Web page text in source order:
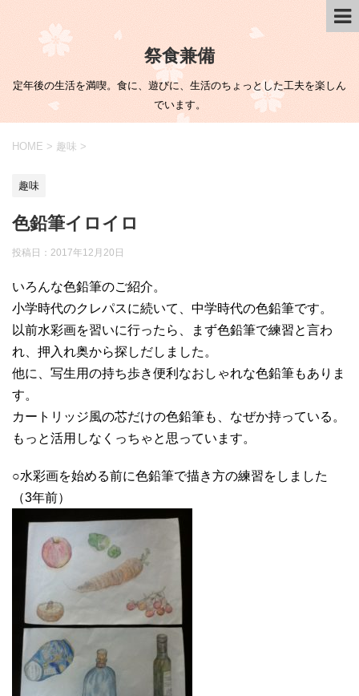
祭食兼備
定年後の生活を満喫。食に、遊びに、生活のちょっとした工夫を楽しん
でいます。
HOME > 趣味 >
趣味
色鉛筆イロイロ
投稿日： 2017年12月20日
いろんな色鉛筆のご紹介。
小学時代のクレパスに続いて、中学時代の色鉛筆です。
以前水彩画を習いに行ったら、まず色鉛筆で練習と言わ
れ、押入れ奥から探しだしました。
他に、写生用の持ち歩き便利なおしゃれな色鉛筆もありま
す。
カートリッジ風の芯だけの色鉛筆も、なぜか持っている。
もっと活用しなくっちゃと思っています。
○水彩画を始める前に色鉛筆で描き方の練習をしました
（3年前）